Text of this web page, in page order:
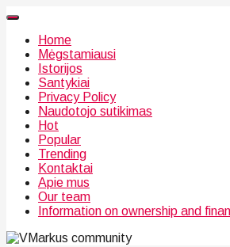
Home
Mėgstamiausi
Istorijos
Santykiai
Privacy Policy
Naudotojo sutikimas
Hot
Popular
Trending
Kontaktai
Apie mus
Our team
Information on ownership and
community